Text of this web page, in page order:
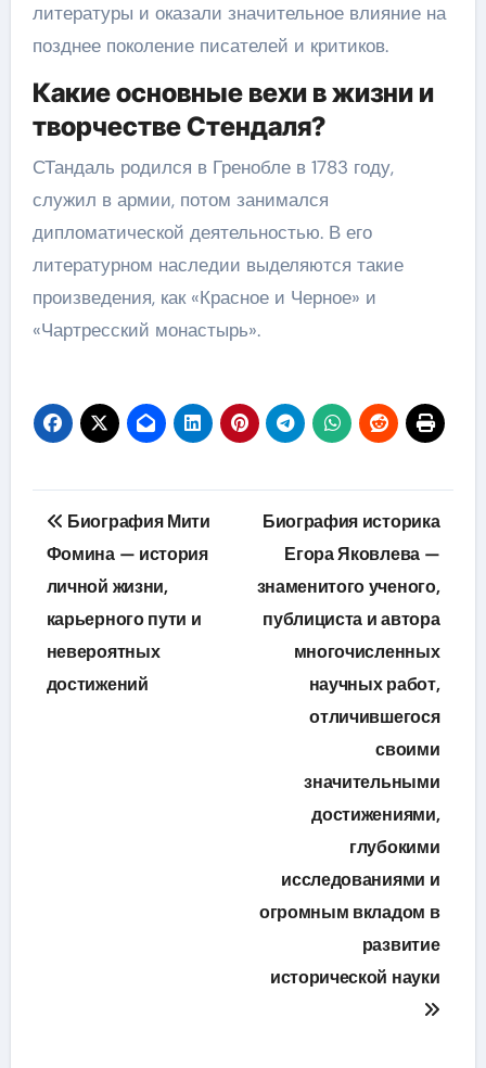
литературы и оказали значительное влияние на
позднее поколение писателей и критиков.
Какие основные вехи в жизни и
творчестве Стендаля?
СТандаль родился в Гренобле в 1783 году,
служил в армии, потом занимался
дипломатической деятельностью. В его
литературном наследии выделяются такие
произведения, как «Красное и Черное» и
«Чартресский монастырь».
Навигация
по
записям
Биография Мити
Фомина — история
личной жизни,
карьерного пути и
невероятных
достижений
Биография историка
Егора Яковлева —
знаменитого ученого,
публициста и автора
многочисленных
научных работ,
отличившегося
своими
значительными
достижениями,
глубокими
исследованиями и
огромным вкладом в
развитие
исторической науки